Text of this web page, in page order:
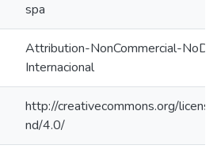
spa
Attribution-NonCommercial-
Internacional
http://creativecommons.org/
nd/4.0/